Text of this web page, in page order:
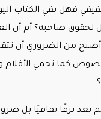
فهل بقي الكتاب
لحقوق صاحبه؟ أم أن
من الضروري أن
كما تحمي الأفلام
تعد ترفًا ثقافيًا بل